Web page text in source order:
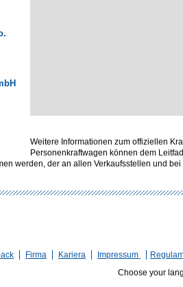
Weitere Informationen zum offiziellen
Personenkraftwagen können dem
werden, der an allen Verkaufsstellen und
Firma Kariera Impressum
Choose your